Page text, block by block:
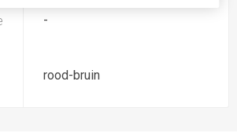
-
rood-bruin